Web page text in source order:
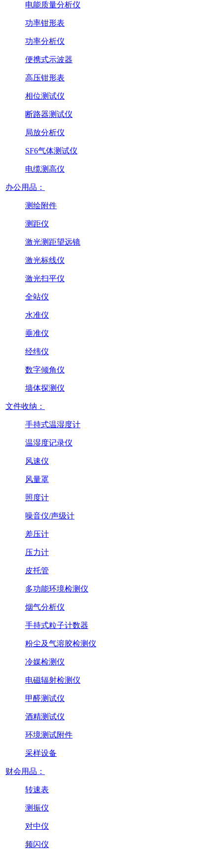
电能质量分析仪
功率钳形表
功率分析仪
便携式示波器
高压钳形表
相位测试仪
断路器测试仪
局放分析仪
SF6气体测试仪
电缆测高仪
办公用品：
测绘附件
测距仪
激光测距望远镜
激光标线仪
激光扫平仪
全站仪
水准仪
垂准仪
经纬仪
数字倾角仪
墙体探测仪
文件收纳：
手持式温湿度计
温湿度记录仪
风速仪
风量罩
照度计
噪音仪/声级计
差压计
压力计
皮托管
多功能环境检测仪
烟气分析仪
手持式粒子计数器
粉尘及气溶胶检测仪
冷媒检测仪
电磁辐射检测仪
甲醛测试仪
酒精测试仪
环境测试附件
采样设备
财会用品：
转速表
测振仪
对中仪
频闪仪